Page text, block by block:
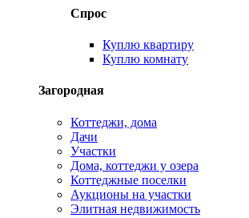
Спрос
Куплю квартиру
Куплю комнату
Загородная
Коттеджи, дома
Дачи
Участки
Дома, коттеджи у озера
Коттеджные поселки
Аукционы на участки
Элитная недвижимость